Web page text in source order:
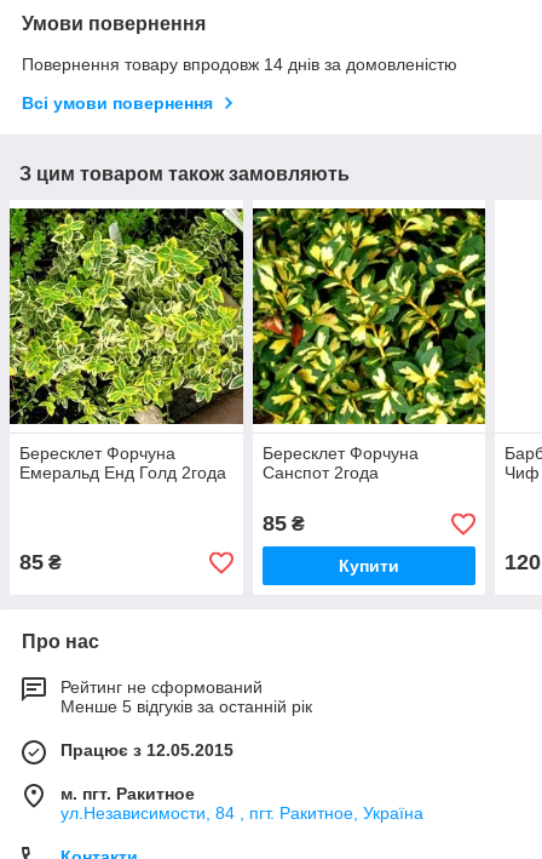
Умови повернення
Повернення товару впродовж 14 днів за домовленістю
Всі умови повернення
З цим товаром також замовляють
Бересклет Форчуна
Емеральд Енд Голд 2года
85 ₴
Бересклет Форчуна
Санспот 2года
85₴
Купити
Чиф
120
Про нас
Рейтинг не сформований
Менше 5 відгуків за останній рік
Працює з 12.05.2015
м. пгт. Ракитное
ул.Независимости, 84 , пгт. Ракитное, Україна